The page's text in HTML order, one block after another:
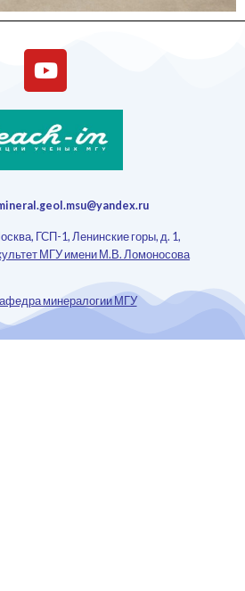
минералогии МГУ
ГСП-1, Ленинские горы, д. 1,
МГУ имени М.В. Ломоносова